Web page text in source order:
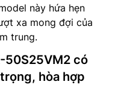
này hứa hẹn
xa mong đợi của
trung.
50S25VM2 có
hòa hợp